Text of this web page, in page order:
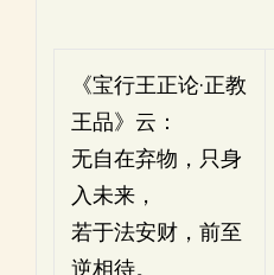
《宝行王正论·正教
王品》云：
无自在弃物，只身
入未来，
若于法安财，前至
逆相待。